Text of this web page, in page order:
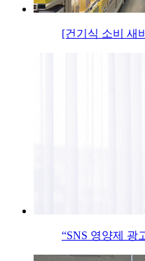
[건기식 소비 새
“SNS 영양제 광